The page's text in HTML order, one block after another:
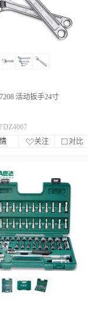
活动扳手24寸
关注 对比